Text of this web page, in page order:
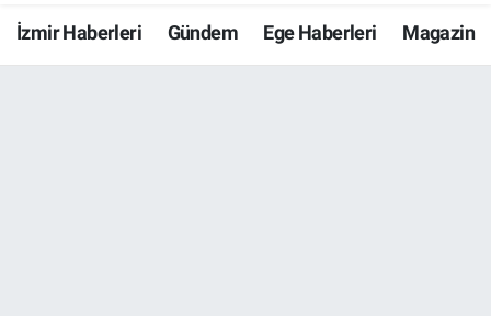
İzmir Haberleri Gündem Ege Haberleri Magazin
Resmi İlanlar